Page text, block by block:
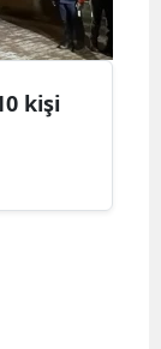
kişi